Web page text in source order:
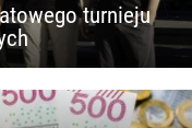
turnieju